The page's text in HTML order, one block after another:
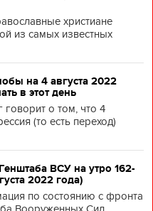
христиане
из самых известных
на 4 августа 2022
в этот день
говорит о том, что 4
(то есть переход)
ВСУ на утро 162-
2022 года)
по состоянию с фронта